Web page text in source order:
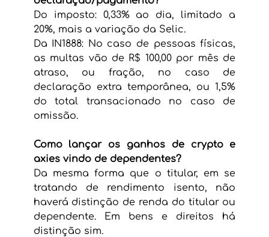
Do imposto: 0,33% ao dia, limitado a
20%, mais a variação da Selic.
Da IN1888: No caso de pessoas físicas,
as multas vão de R$ 100,00 por mês de
atraso, ou fração, no caso de
declaração extra temporânea, ou 1,5%
do total transacionado no caso de
omissão.
Como lançar os ganhos de crypto e
axies vindo de dependentes?
Da mesma forma que o titular, em se
tratando de rendimento isento, não
haverá distinção de renda do titular ou
dependente. Em bens e direitos há
distinção sim.